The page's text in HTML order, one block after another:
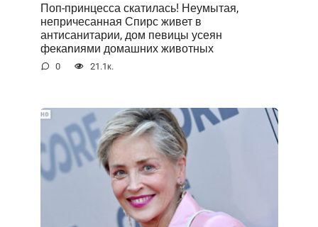
Поп-принцесса скатилась! Неумытая,
непричесанная Спирс живет в
антисанитарии, дом певицы усеян
фекаnиями домашних животных
0 21.1к.